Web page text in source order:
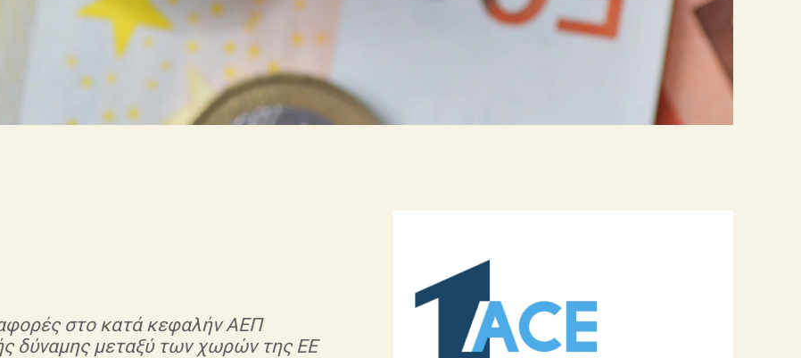
στο κατά κεφαλήν ΑΕΠ
δύναμης μεταξύ των χωρών της ΕΕ